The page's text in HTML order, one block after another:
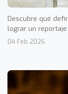
Descubre qué
lograr un
04 Feb 2026